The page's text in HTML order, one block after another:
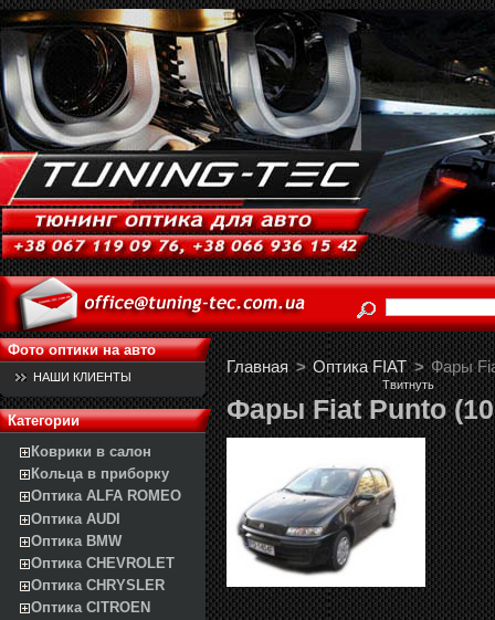
Фото оптики на авто
НАШИ КЛИЕНТЫ
Категории
Коврики в салон
Кольца в приборку
Оптика ALFA ROMEO
Оптика AUDI
Оптика BMW
Оптика CHEVROLET
Оптика CHRYSLER
Оптика CITROEN
Главная > Оптика FIAT > Фары
Твитнуть
Фары Fiat Punto